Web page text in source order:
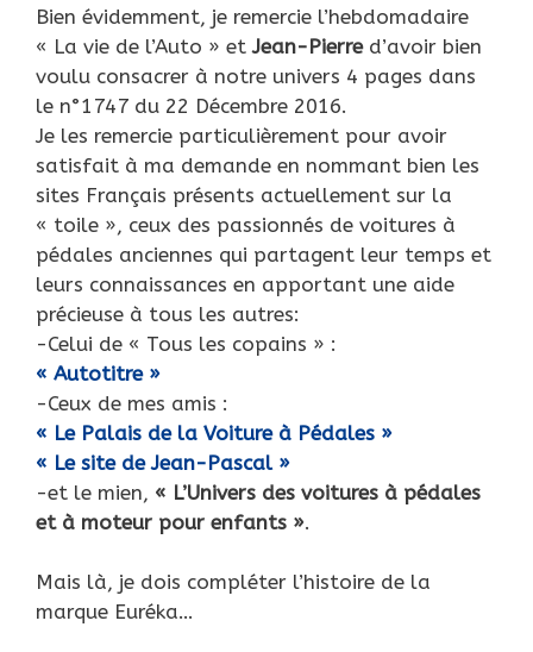
Bien évidemment, je remercie l’hebdomadaire
« La vie de l’Auto » etJean-Pierred’avoir bien
voulu consacrer à notre univers 4 pages dans
le n°1747 du 22 Décembre 2016.
Je les remercie particulièrement pour avoir
satisfait à ma demande en nommant bien les
sites Français présents actuellement sur la
« toile », ceux des passionnés de voitures à
pédales anciennes qui partagent leur temps et
leurs connaissances en apportant une aide
précieuse à tous les autres:
-Celui de « Tous les copains » :
« Autotitre »
-Ceux de mes amis :
« Le Palais de la Voiture à Pédales »
« Le site de Jean-Pascal »
-et le mien, « L’Univers des voitures à pédales
et à moteur pour enfants ».
Mais là, je dois compléter l’histoire de la
marque Euréka…